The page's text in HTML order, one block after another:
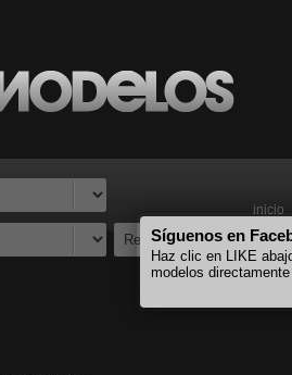
inicio
Síguenos en
Haz clic en LIKE
modelos